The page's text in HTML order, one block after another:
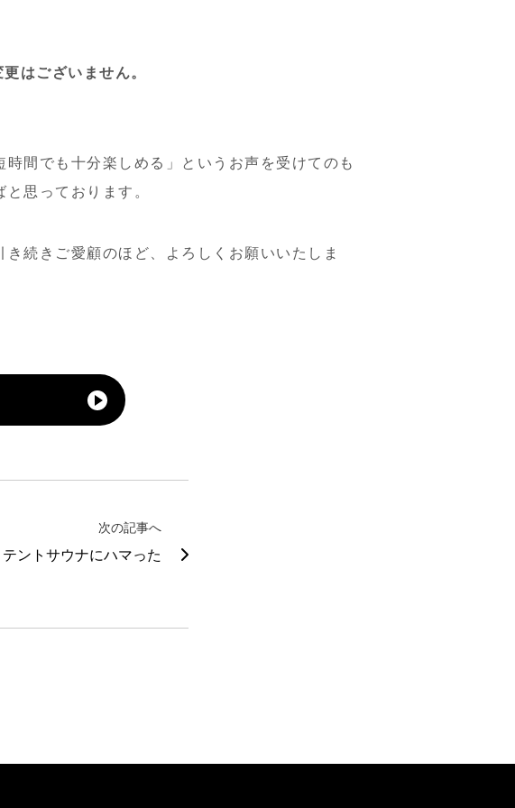
はございません。
間でも十分楽しめる」というお声を受けてのも
思っております。
続きご愛顧のほど、よろしくお願いいたしま
次の記事へ
テントサウナにハマった